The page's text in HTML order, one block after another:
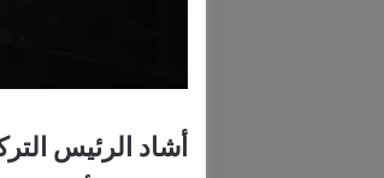
أشاد الرئيس